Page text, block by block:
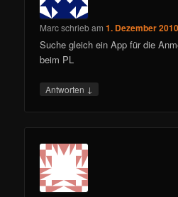
Marcschriebam1. Dezember
Suche gleich ein App für die
beim PL
Antworten ↓